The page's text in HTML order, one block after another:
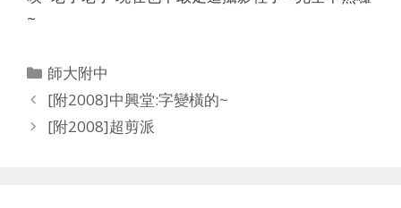
~
Categories
師大附中
[附2008]中興堂:字變橫的~
[附2008]超剪派